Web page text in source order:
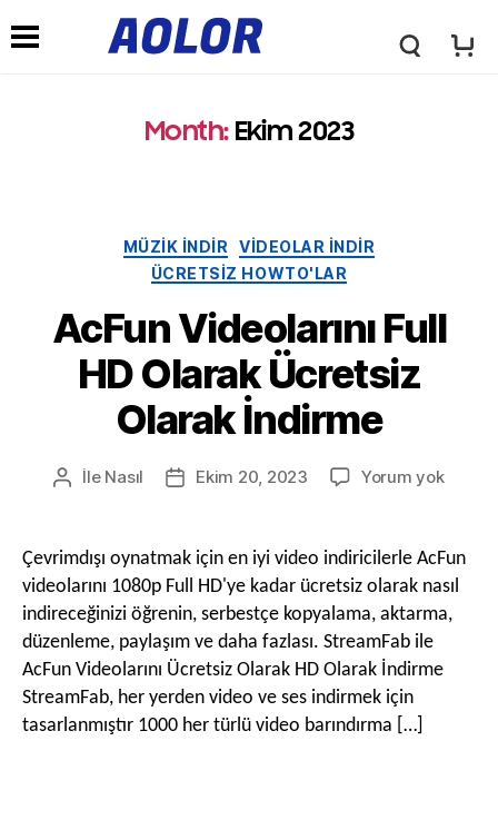
M
A
o
r
L
o
Month: Ekim 2023
Kategoriler
MÜZIK INDIR
VIDEOLAR INDIR
ÜCRETSIZ HOWTO'LAR
AcFun Videolarını Full
HD Olarak Ücretsiz
Olarak İndirme
Gönderi
İle Nasıl
PostaEkim 20, 2023 Yorum yokAçık
Full
HD
Olarak
Çevrimdışı oynatmak için en iyi video indiricilerle AcFun
videolarını 1080p Full HD'ye kadar ücretsiz olarak nasıl
indireceğinizi öğrenin, serbestçe kopyalama, aktarma,
düzenleme, paylaşım ve daha fazlası. StreamFab ile
AcFun Videolarını Ücretsiz Olarak HD Olarak İndirme
StreamFab, her yerden video ve ses indirmek için
tasarlanmıştır 1000 her türlü video barındırma […]